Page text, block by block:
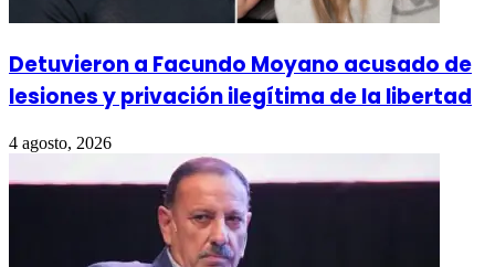
Detuvieron a Facundo Moyano acusado de
lesiones y privación ilegítima de la libertad
4 agosto, 2026